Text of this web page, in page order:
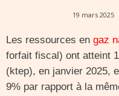
19 mars 2025
Les ressources en gaz
forfait fiscal) ont atteint
(ktep), en janvier 2025,
9% par rapport à la